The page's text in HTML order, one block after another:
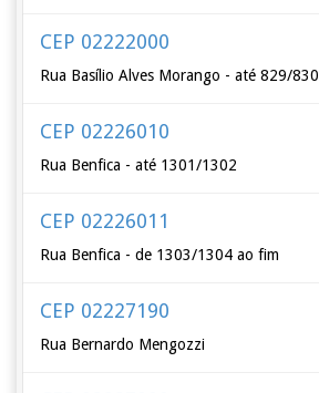
CEP 02222000
Rua Basílio Alves Morango - até 829/830
CEP 02226010
Rua Benfica - até 1301/1302
CEP 02226011
Rua Benfica - de 1303/1304 ao fim
CEP 02227190
Rua Bernardo Mengozzi